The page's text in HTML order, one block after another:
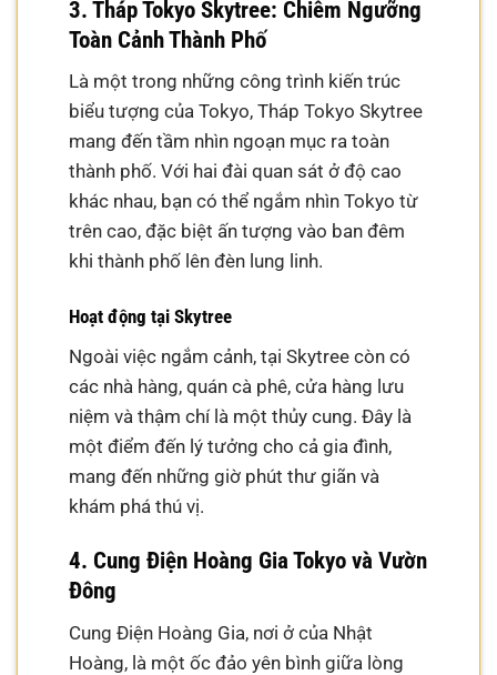
3. Tháp Tokyo Skytree: Chiêm Ngưỡng
Toàn Cảnh Thành Phố
Là một trong những công trình kiến trúc
biểu tượng của Tokyo, Tháp Tokyo Skytree
mang đến tầm nhìn ngoạn mục ra toàn
thành phố. Với hai đài quan sát ở độ cao
khác nhau, bạn có thể ngắm nhìn Tokyo từ
trên cao, đặc biệt ấn tượng vào ban đêm
khi thành phố lên đèn lung linh.
Hoạt động tại Skytree
Ngoài việc ngắm cảnh, tại Skytree còn có
các nhà hàng, quán cà phê, cửa hàng lưu
niệm và thậm chí là một thủy cung. Đây là
một điểm đến lý tưởng cho cả gia đình,
mang đến những giờ phút thư giãn và
khám phá thú vị.
4. Cung Điện Hoàng Gia Tokyo và Vườn
Đông
Cung Điện Hoàng Gia, nơi ở của Nhật
Hoàng, là một ốc đảo yên bình giữa lòng